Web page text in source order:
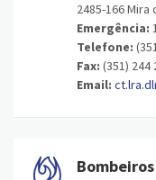
2485-166 Mira
Emergência:
Telefone:
Fax: (351) 244
Email:
Bombeiros